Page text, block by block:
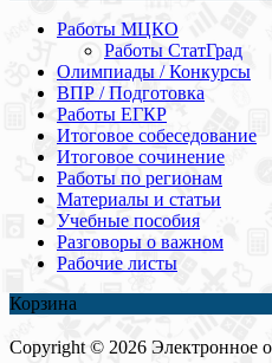
Работы МЦКО
Работы СтатГрад
Олимпиады / Конкурсы
ВПР / Подготовка
Работы ЕГКР
Итоговое собеседование
Итоговое сочинение
Работы по регионам
Материалы и статьи
Учебные пособия
Разговоры о важном
Рабочие листы
Корзина
Copyright © 2026 Электронное